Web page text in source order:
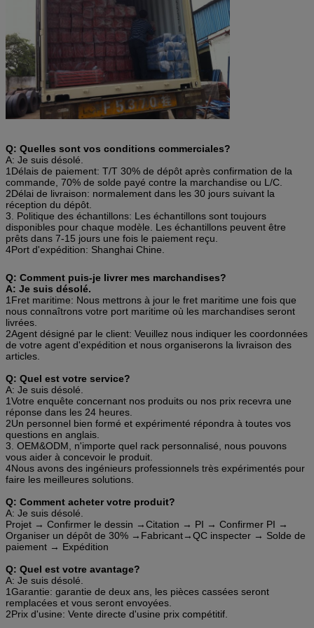
Q: Quelles sont vos conditions commerciales?
A: Je suis désolé.
1Délais de paiement: T/T 30% de dépôt après confirmation de la
commande, 70% de solde payé contre la marchandise ou L/C.
2Délai de livraison: normalement dans les 30 jours suivant la
réception du dépôt.
3. Politique des échantillons: Les échantillons sont toujours
disponibles pour chaque modèle. Les échantillons peuvent être
prêts dans 7-15 jours une fois le paiement reçu.
4Port d'expédition: Shanghai Chine.
Q: Comment puis-je livrer mes marchandises?
A: Je suis désolé.
1Fret maritime: Nous mettrons à jour le fret maritime une fois que
nous connaîtrons votre port maritime où les marchandises seront
livrées.
2Agent désigné par le client: Veuillez nous indiquer les coordonnées
de votre agent d'expédition et nous organiserons la livraison des
articles.
Q: Quel est votre service?
A: Je suis désolé.
1Votre enquête concernant nos produits ou nos prix recevra une
réponse dans les 24 heures.
2Un personnel bien formé et expérimenté répondra à toutes vos
questions en anglais.
3. OEM&ODM, n'importe quel rack personnalisé, nous pouvons
vous aider à concevoir le produit.
4Nous avons des ingénieurs professionnels très expérimentés pour
faire les meilleures solutions.
Q: Comment acheter votre produit?
A: Je suis désolé.
Projet → Confirmer le dessin →Citation → PI → Confirmer PI →
Organiser un dépôt de 30% →Fabricant→QC inspecter → Solde de
paiement → Expédition
Q: Quel est votre avantage?
A: Je suis désolé.
1Garantie: garantie de deux ans, les pièces cassées seront
remplacées et vous seront envoyées.
2Prix d'usine: Vente directe d'usine prix compétitif.